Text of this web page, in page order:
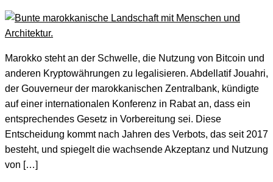
Marokko steht an der Schwelle, die Nutzung von Bitcoin und
anderen Kryptowährungen zu legalisieren. Abdellatif Jouahri,
der Gouverneur der marokkanischen Zentralbank, kündigte
auf einer internationalen Konferenz in Rabat an, dass ein
entsprechendes Gesetz in Vorbereitung sei. Diese
Entscheidung kommt nach Jahren des Verbots, das seit 2017
besteht, und spiegelt die wachsende Akzeptanz und Nutzung
von […]